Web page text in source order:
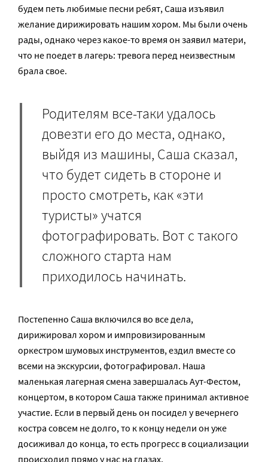
будем петь любимые песни ребят, Саша изъявил
желание дирижировать нашим хором. Мы были очень
рады, однако через какое-то время он заявил матери,
что не поедет в лагерь: тревога перед неизвестным
брала свое.
Родителям все-таки удалось
довезти его до места, однако,
выйдя из машины, Саша сказал,
что будет сидеть в стороне и
просто смотреть, как «эти
туристы» учатся
фотографировать. Вот с такого
сложного старта нам
приходилось начинать.
Постепенно Саша включился во все дела,
дирижировал хором и импровизированным
оркестром шумовых инструментов, ездил вместе со
всеми на экскурсии, фотографировал. Наша
маленькая лагерная смена завершалась Аут-Фестом,
концертом, в котором Саша также принимал активное
участие. Если в первый день он посидел у вечернего
костра совсем не долго, то к концу недели он уже
досиживал до конца, то есть прогресс в социализации
происходил прямо у нас на глазах.